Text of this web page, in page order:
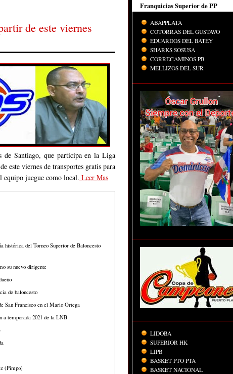
de este viernes
de Santiago, que participa en la Liga
este viernes de transportes gratis para
equipo juegue como local. Leer Mas
histórica del Torneo Superior de Baloncesto
su nuevo dirigente
de baloncesto
San Francisco en el Mario Ortega
a temporada 2021 de la LNB
(Pimpo)
Franquicias Superior de PP
ABAPPLATA
COTORRAS DEL GUSTAVO
EDUARDOS DEL BATEY
SHARKS SOSUSA
CORRECAMINOS PB
MELLIZOS DEL SUR
LIDOBA
SUPERIOR HK
LIPB
BASKET PTO PTA
BASKET NACIONAL